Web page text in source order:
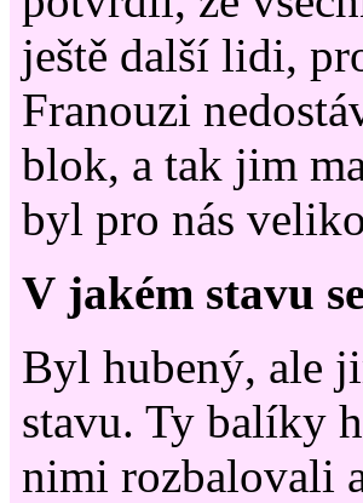
ještě další lidi,
Franouzi
blok, a tak jim
byl pro nás
V jakém stavu
Byl hubený, ale
stavu. Ty balíky
nimi rozbalovali